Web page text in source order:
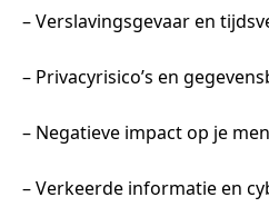
– Verslavingsgevaar en
– Privacyrisico’s en
– Negatieve impact op je
– Verkeerde informatie en